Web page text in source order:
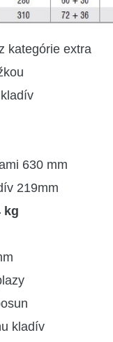
kategórie extra
630 mm
219mm
kg
kladív